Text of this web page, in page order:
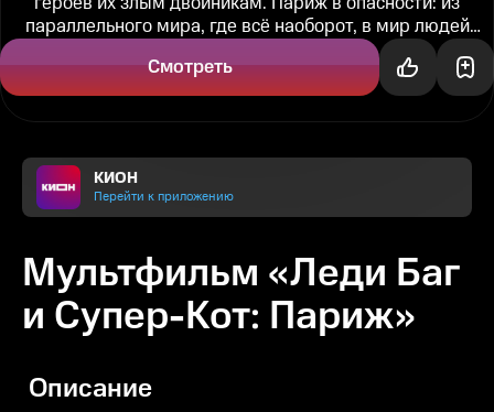
параллельного мира, где всё наоборот, в мир людей
Смотреть
КИОН
Перейти к приложению
Мультфильм «Леди Баг
и Супер-Кот: Париж»
Описание